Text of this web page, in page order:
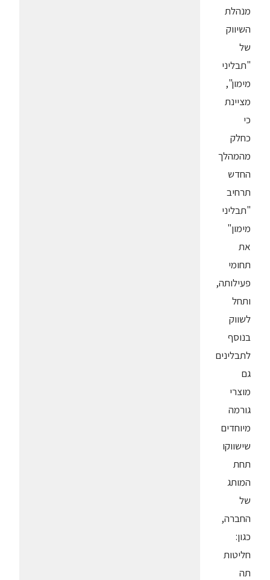
מנהלת
השיווק
של
"תבליני
מימון",
מציינת
כי
כחלק
מהמהלך
החדש
תרחיב
"תבליני
מימון"
את
תחומי
פעילותה,
ותחל
לשווק
בנוסף
לתבלינים
גם
מוצרי
גורמה
מיוחדים
שישווקו
תחת
המותג
של
החברה,
כגון:
חליטות
תה